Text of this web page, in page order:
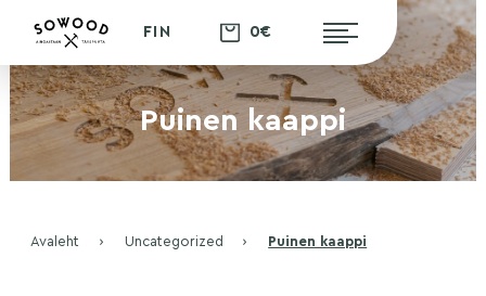
FIN 0€
Puinen kaappi
Avaleht › Uncategorized › Puinen kaappi